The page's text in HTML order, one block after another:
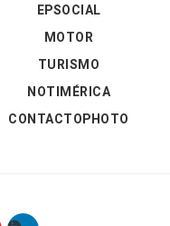
EPSOCIAL
MOTOR
TURISMO
NOTIMÉRICA
CONTACTOPHOTO